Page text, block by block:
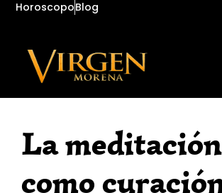
HoroscopoBlog
La meditación
como